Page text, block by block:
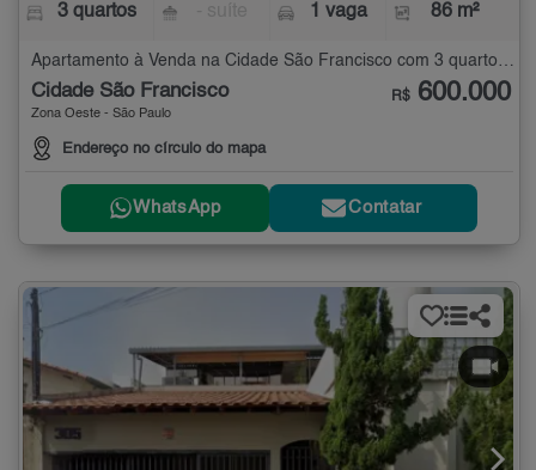
3 quartos 1 vaga 86 m²
Cidade São Francisco
Zona Oeste - São Paulo
Endereço no círculo do mapa
R$ 600.000
WhatsApp Contatar